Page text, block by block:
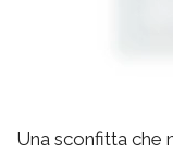
Una sconfitta che